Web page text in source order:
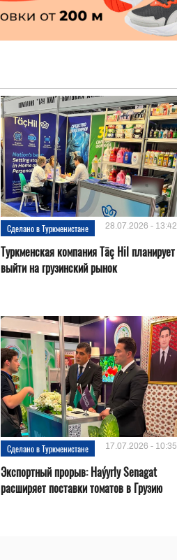
Сделано в Туркменистане 28.07.2026 - 13:42
Туркменская компания Täç Hil планирует
выйти на грузинский рынок
Сделано в Туркменистане 17.07.2026 - 10:35
Экспортный прорыв: Haýyrly Senagat
расширяет поставки томатов в Грузию